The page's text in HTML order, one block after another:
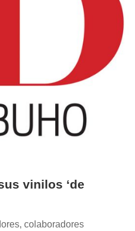
vinilos ‘de
colaboradores